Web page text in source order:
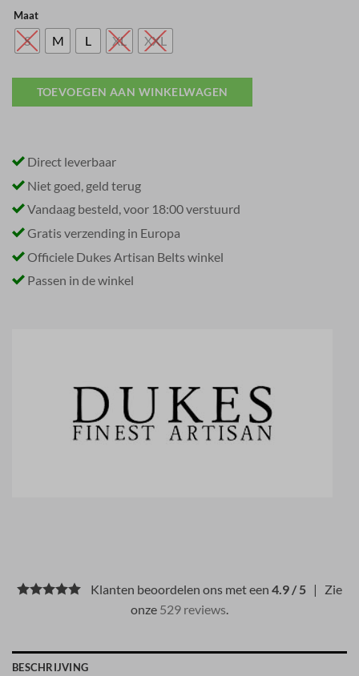
Maat
S M L XL XXL
TOEVOEGEN AAN WINKELWAGEN
Direct leverbaar
Niet goed, geld terug
Vandaag besteld, voor 18:00 verstuurd
Gratis verzending in Europa
Officiele Dukes Artisan Belts winkel
Passen in de winkel
Klanten beoordelen ons met een 4.9 / 5 | Zie
onze 529 reviews
BESCHRIJVING